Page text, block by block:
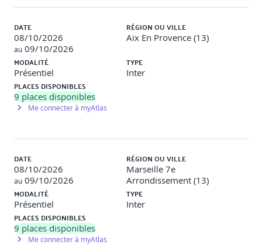
interlocuteurs
Cette formation est axée sur l’échange de pratiques, le
partage d’expériences, complétés par des
d’application, des jeux de rôle, des études de cas permettant
d’ancrer les nouveaux savoirs,
Process Com (PCM) et éléments de théorie.
permettre d’aborder les éléments du modèle : découvrir les 6
communicationefficaces pour chacun des profils.
DATE
08/10/2026
au 09/10/2026
RÉGION OU VILLE
Aix En Provence (13)
MODALITÉ
Présentiel
TYPE
Inter
PLACES DISPONIBLES
9 places disponibles
Me connecter à myAtlas
DATE
08/10/2026
au 09/10/2026
RÉGION OU VILLE
Marseille 7e
Arrondissement (13)
MODALITÉ
Présentiel
TYPE
Inter
PLACES DISPONIBLES
9 places disponibles
Me connecter à myAtlas